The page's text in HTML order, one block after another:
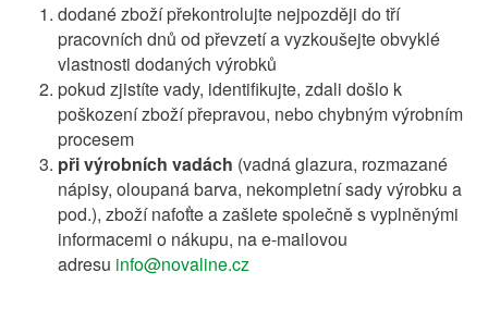
dodané zboží překontrolujte nejpozději do tří
pracovních dnů od převzetí a vyzkoušejte obvyklé
vlastnosti dodaných výrobků
pokud zjistíte vady, identifikujte, zdali došlo k
poškození zboží přepravou, nebo chybným výrobním
procesem
při výrobních vadách (vadná glazura, rozmazané
nápisy, oloupaná barva, nekompletní sady výrobku a
pod.), zboží nafoťte a zašlete společně s vyplněnými
informacemi o nákupu, na e-mailovou
adresu info@novaline.cz